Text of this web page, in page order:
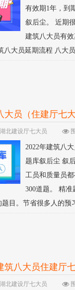
有效期1年，到
叙后尘。 近期
建筑八大员有
八大员延期流程 八大
大员（住建厅七
湖北建设厅七大员
2022年建筑八
题库叙后尘 叙
工员和质量员
300道题。 精
目。节省很多人的预
筑八大员住建厅
湖北建设厅七大员